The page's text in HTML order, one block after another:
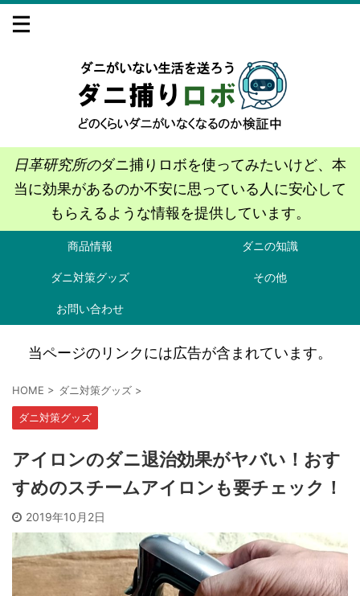
日革研究所のダニ捕りロボを使ってみたいけど、本
当に効果があるのか不安に思っている人に安心して
もらえるような情報を提供しています。
商品情報 ダニの知識
ダニ対策グッズ その他
お問い合わせ
当ページのリンクには広告が含まれています。
HOME > ダニ対策グッズ >
ダニ対策グッズ
アイロンのダニ退治効果がヤバい！おす
すめのスチームアイロンも要チェック！
2019年10月2日